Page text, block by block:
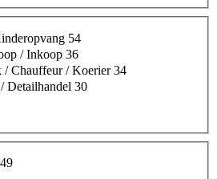
54
/ Inkoop 36
/ Chauffeur / Koerier34
Detailhandel 30